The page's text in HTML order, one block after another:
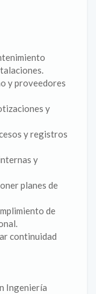
y proveedores
y
y registros
y
planes de
de
continuidad
Ingeniería